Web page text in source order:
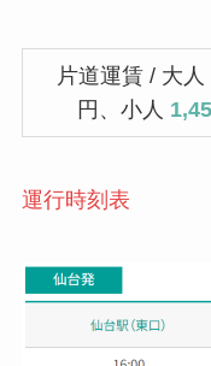
片道運賃 / 大人
円、小人
運行時刻表